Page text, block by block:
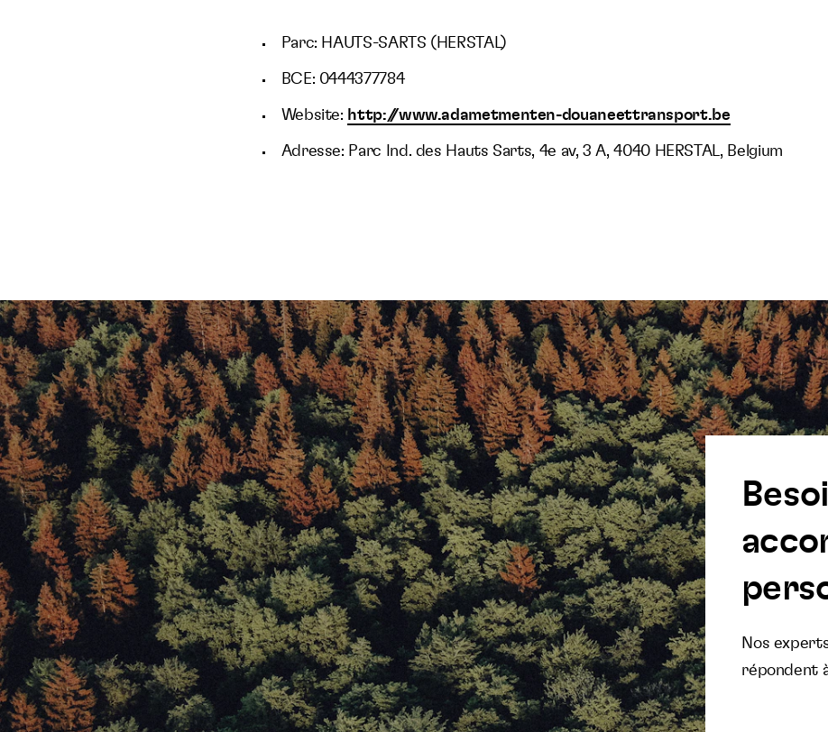
Parc: HAUTS-SARTS (HERSTAL)
BCE: 0444377784
Website: http://www.adametmenten-douaneettransport.be
Adresse: Parc Ind. des Hauts Sarts, 4e av, 3 A, 4040 HERSTAL, Belgium
Nos
répondent